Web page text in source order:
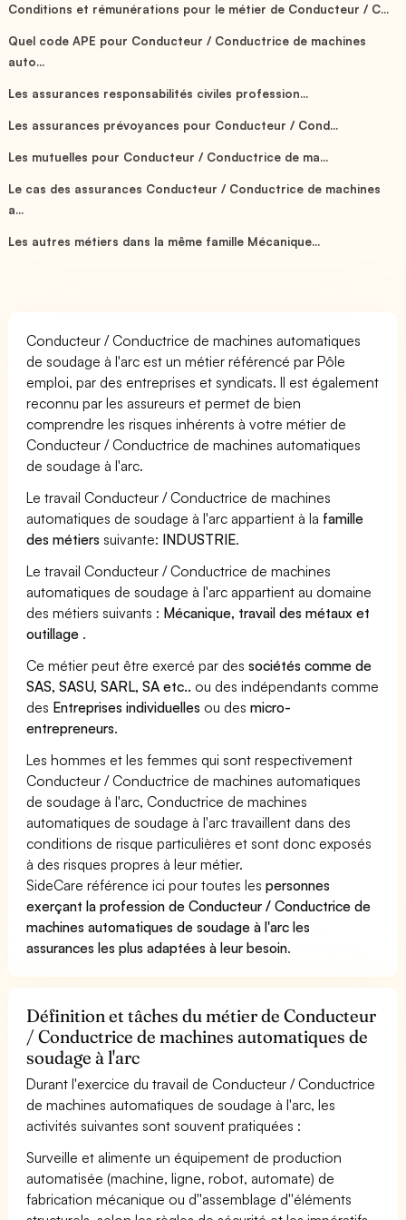
Conditions et rémunérations pour le métier de Conducteur / C...
Quel code APE pour Conducteur / Conductrice de machines
auto...
Les assurances responsabilités civiles profession...
Les assurances prévoyances pour Conducteur / Cond...
Les mutuelles pour Conducteur / Conductrice de ma...
Le cas des assurances Conducteur / Conductrice de machines
a...
Les autres métiers dans la même famille Mécanique...
Conducteur / Conductrice de machines automatiques
de soudage à l'arc est un métier référencé par Pôle
emploi, par des entreprises et syndicats. Il est également
reconnu par les assureurs et permet de bien
comprendre les risques inhérents à votre métier de
Conducteur / Conductrice de machines automatiques
de soudage à l'arc.
Le travail Conducteur / Conductrice de machines
automatiques de soudage à l'arc appartient à la famille
des métiers suivante: INDUSTRIE.
Le travail Conducteur / Conductrice de machines
automatiques de soudage à l'arc appartient au domaine
des métiers suivants : Mécanique, travail des métaux et
outillage .
Ce métier peut être exercé par dessociétés comme de
SAS, SASU, SARL, SA etc.. ou des indépendants comme
des Entreprises individuelles ou desmicro-
entrepreneurs.
Les hommes et les femmes qui sont respectivement
Conducteur / Conductrice de machines automatiques
de soudage à l'arc, Conductrice de machines
automatiques de soudage à l'arc travaillent dans des
conditions de risque particulières et sont donc exposés
à des risques propres à leur métier.
SideCare référence ici pour toutes lespersonnes
exerçant la profession de Conducteur / Conductrice de
machines automatiques de soudage à l'arc les
assurances les plus adaptées à leur besoin.
Définition et tâches du métier de Conducteur
/ Conductrice de machines automatiques de
soudage à l'arc
Durant l'exercice du travail de Conducteur / Conductrice
de machines automatiques de soudage à l'arc, les
activités suivantes sont souvent pratiquées :
Surveille et alimente un équipement de production
automatisée (machine, ligne, robot, automate) de
fabrication mécanique ou d''assemblage d''éléments